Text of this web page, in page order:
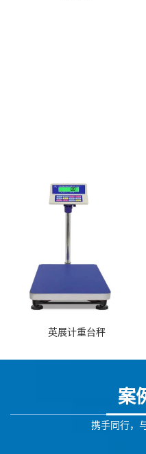
英展计重台秤
案
携手同行，